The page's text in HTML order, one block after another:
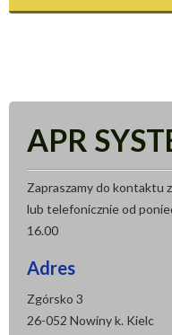
APR
Zapraszamy do kontaktu
lub telefonicznie od
16.00
Adres
Zgórsko 3
26-052 Nowiny k. Kielc